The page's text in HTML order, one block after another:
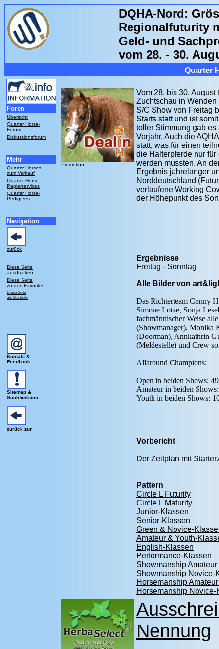
DQHA-Nord:
Regionalfuturity
Geld- und
vom 28. - 30.
Quarter
Foren
Übersicht
Quarter Horse-
Forum
Diskussionsforum
Mehr
Quarter Horses
zum Verkauf
Quarter Horse-
Papierservices
Quarter Horse-
Pedigrees
Navigation
zurück
Diese Seite
ausdrucken
Diese Seite
zu den Favoriten
Diese Seite
als Startseite
Kontakt &
Feedback
Sitemap &
Suchfunktion
zurück zur
Promotion
Vom 28. bis 30.
Zuchtschau in Wenden
S/C Show von Freitag
Starts statt und ist
toller Stimmung gab es
Vorjahr. Auch die
statt, was für einen
die Halterpferde nur
werden mussten. An
Ergebnis jahrelanger
Norddeutschland
verlaufene Working
der Höhepunkt des
Ergebnisse
Freitag - Sonntag
Alle Bilder von
Das Richterteam Conny
Simone Lotze, Sonja
fachmännischer Weise
(Showmanager), Monika
(Doorman), Annkathrin
(Meldestelle) und Crew
Allaround Champions:
Open in beiden Shows:
Amateur in beiden
Youth in beiden Shows:
Vorbericht
Der Zeitplan mit
Pattern
Circle L Futurity
Circle L Maturity
Junior-Klassen
Senior-Klassen
Green & Novice-
Amateur & Youth-
English-Klassen
Performance-Klassen
Showmanship
Showmanship Novice-
Horsemanship
Horsemanship Novice-
Nennung